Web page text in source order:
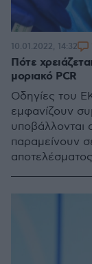
Πότε
μοριακό PCR
Οδηγίες του
εμφανίζουν
υποβάλλονται
παραμείνουν
10.01.2022, 14:32